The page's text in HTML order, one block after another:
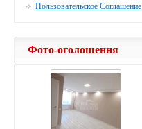
Пользовательское Соглашение
Фото-оголошення